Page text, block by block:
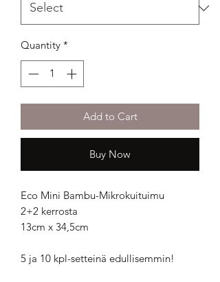
Quantity *
Add to Cart
Buy Now
Eco Mini Bambu-Mikrokuituimu
2+2 kerrosta
13cm x 34,5cm
5 ja 10 kpl-setteinä edullisemmin!